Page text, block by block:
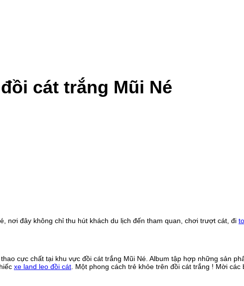
cát trắng Mũi Né
nơi đây không chỉ thu hút khách du lịch đến tham quan, chơi trượt cát, đi
cực chất tại khu vực đồi cát trắng Mũi Né. Album tập hợp những sản
xe land leo đồi cát . Một phong cách trẻ khỏe trên đồi cát trắng ! Mời